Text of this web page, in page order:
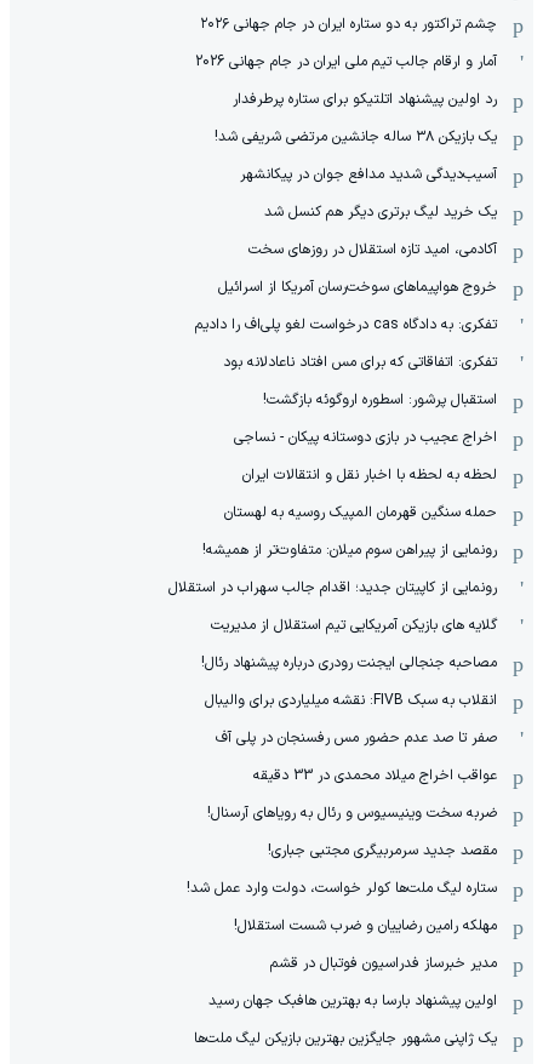
چشم تراکتور به دو ستاره ایران در جام جهانی ۲۰۲۶
آمار و ارقام جالب تیم ملی ایران در جام جهانی 2026
رد اولین پیشنهاد اتلتیکو برای ستاره پرطرفدار
یک بازیکن ۳۸ ساله جانشین مرتضی شریفی شد!
آسیب‌دیدگی شدید مدافع جوان در پیکانشهر
یک خرید لیگ برتری دیگر هم کنسل شد
آکادمی، امید تازه استقلال در روزهای سخت
خروج هواپیماهای سوخت‌رسان آمریکا از اسرائیل
تفکری: به دادگاه cas درخواست لغو پلی‌اف را دادیم
تفکری: اتفاقاتی که برای مس افتاد ناعادلانه بود
استقبال پرشور: اسطوره اروگوئه بازگشت!
اخراج عجیب در بازی دوستانه پیکان - نساجی
لحظه به لحظه با اخبار نقل و انتقالات ایران
حمله سنگین قهرمان المپیک روسیه به لهستان
رونمایی از پیراهن سوم میلان: متفاوت‌تر از همیشه!
رونمایی از کاپیتان جدید؛ اقدام جالب سهراب در استقلال
گلایه های بازیکن آمریکایی تیم استقلال از مدیریت
مصاحبه جنجالی ایجنت رودری درباره پیشنهاد رئال!
انقلاب به سبک FIVB: نقشه میلیاردی برای والیبال
صفر تا صد عدم حضور مس رفسنجان در پلی آف
عواقب اخراج میلاد محمدی در 33 دقیقه
ضربه سخت وینیسیوس و رئال به رویاهای آرسنال!
مقصد جدید سرمربیگری مجتبی جباری!
ستاره لیگ ملت‌ها کولر خواست، دولت وارد عمل شد!
مهلکه رامین رضاییان و ضرب شست استقلال!
مدیر خبرساز فدراسیون فوتبال در قشم
اولین پیشنهاد بارسا به بهترین هافبک جهان رسید
یک ژاپنی مشهور جایگزین بهترین بازیکن لیگ ملت‌ها